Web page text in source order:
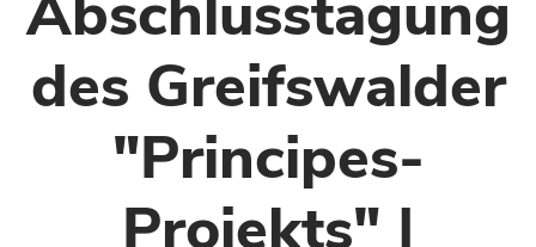
des Greifswalder
"Principes-
Projekts" |